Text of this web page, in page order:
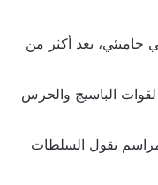
خامنئي، بعد أكثر من
الباسيج والحرس
تقول السلطات